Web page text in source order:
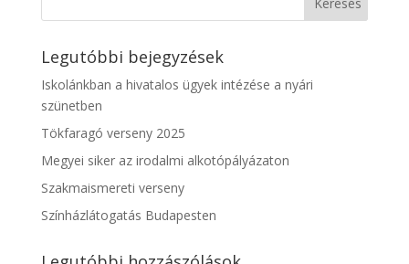
Legutóbbi bejegyzések
Iskolánkban a hivatalos ügyek intézése a nyári
szünetben
Tökfaragó verseny 2025
Megyei siker az irodalmi alkotópályázaton
Szakmaismereti verseny
Színházlátogatás Budapesten